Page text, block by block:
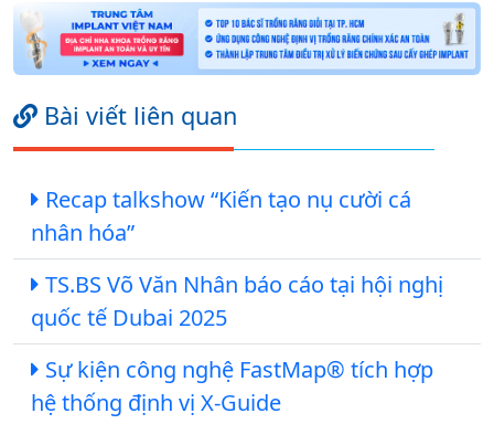
Bài viết liên quan
Recap talkshow “Kiến tạo nụ cười cá
nhân hóa”
TS.BS Võ Văn Nhân báo cáo tại hội nghị
quốc tế Dubai 2025
Sự kiện công nghệ FastMap® tích hợp
hệ thống định vị X-Guide